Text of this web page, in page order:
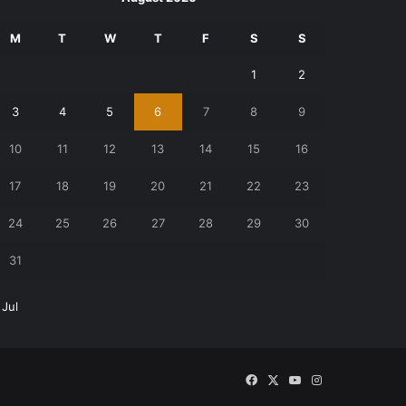
M T W T F S S
1 2
3 4 5 6 7 8 9
10 11 12 13 14 15 16
17 18 19 20 21 22 23
24 25 26 27 28 29 30
31
Jul
Facebook
X YouTubeInstagram